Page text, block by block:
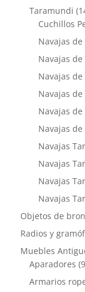
Taramundi
Cuchillos
Navajas
Navajas
Navajas
Navajas
Navajas
Navajas
Navajas
Navajas
Navajas
Navajas
Objetos de
Radios y
Muebles
Aparadores 9
Armarios